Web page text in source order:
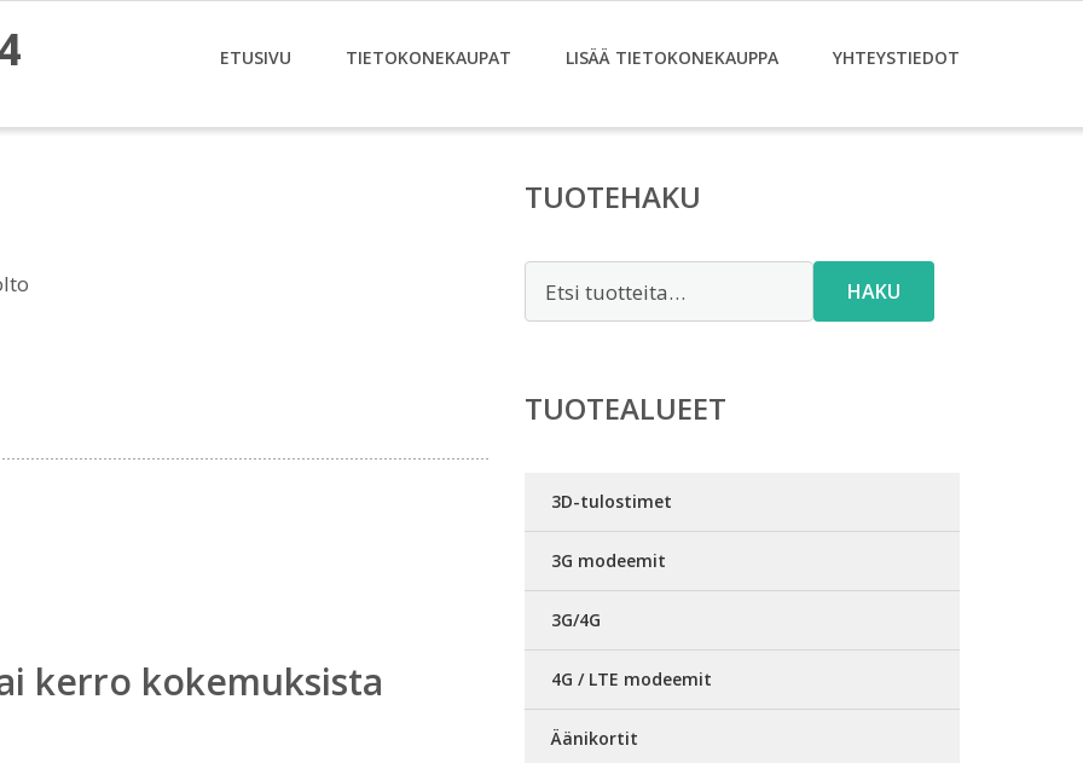
ETUSIVU TIETOKONEKAUPAT LISÄÄ TIETOKONEKAUPPA YHTEYSTIEDOT
kerro kokemuksista
TUOTEHAKU
HAKU
TUOTEALUEET
3D-tulostimet
3G modeemit
3G/4G
4G / LTE modeemit
Äänikortit